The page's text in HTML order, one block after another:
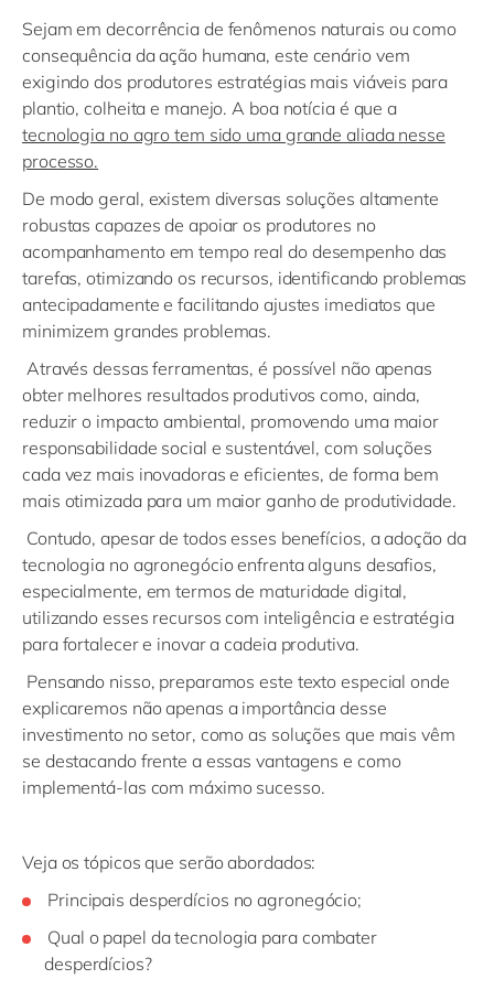
Sejam em decorrência de fenômenos naturais ou como
consequência da ação humana, este cenário vem
exigindo dos produtores estratégias mais viáveis para
plantio, colheita e manejo. A boa notícia é que a
tecnologia no agro tem sido uma grande aliada nesse
processo.
De modo geral, existem diversas soluções altamente
robustas capazes de apoiar os produtores no
acompanhamento em tempo real do desempenho das
tarefas, otimizando os recursos, identificando problemas
antecipadamente e facilitando ajustes imediatos que
minimizem grandes problemas.
Através dessas ferramentas, é possível não apenas
obter melhores resultados produtivos como, ainda,
reduzir o impacto ambiental, promovendo uma maior
responsabilidade social e sustentável, com soluções
cada vez mais inovadoras e eficientes, de forma bem
mais otimizada para um maior ganho de produtividade.
Contudo, apesar de todos esses benefícios, a adoção da
tecnologia no agronegócio enfrenta alguns desafios,
especialmente, em termos de maturidade digital,
utilizando esses recursos com inteligência e estratégia
para fortalecer e inovar a cadeia produtiva.
Pensando nisso, preparamos este texto especial onde
explicaremos não apenas a importância desse
investimento no setor, como as soluções que mais vêm
se destacando frente a essas vantagens e como
implementá-las com máximo sucesso.
Veja os tópicos que serão abordados:
Principais desperdícios no agronegócio;
Qual o papel da tecnologia para combater
desperdícios?